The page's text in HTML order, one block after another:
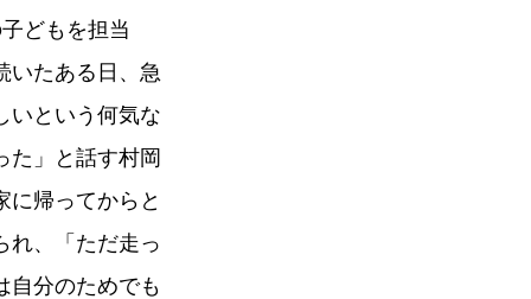
どもを担当
いたある日、急
いという何気な
た」と話す村岡
に帰ってからと
れ、「ただ走っ
自分のためでも